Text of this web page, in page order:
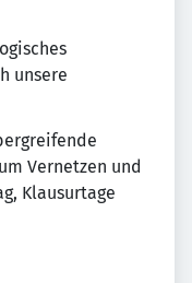
unsere
Vernetzen und
Klausurtage